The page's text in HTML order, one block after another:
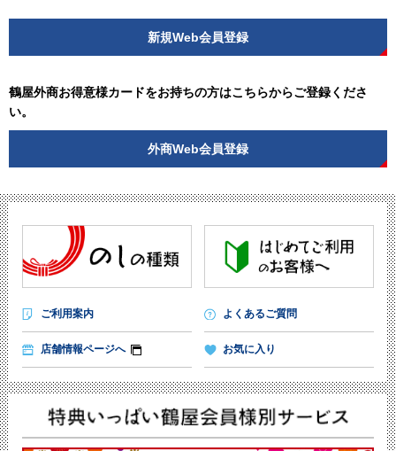
新規Web会員登録
鶴屋外商お得意様カードをお持ちの方はこちらからご登録くださ
い。
外商Web会員登録
ご利用案内 よくあるご質問
店舗情報ページへ お気に入り